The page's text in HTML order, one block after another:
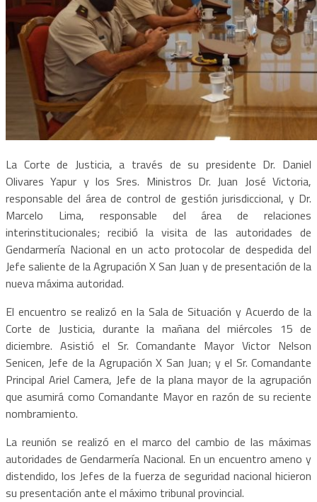
La Corte de Justicia, a través de su presidente Dr. Daniel
Olivares Yapur y los Sres. Ministros Dr. Juan José Victoria,
responsable del área de control de gestión jurisdiccional, y Dr.
Marcelo Lima, responsable del área de relaciones
interinstitucionales; recibió la visita de las autoridades de
Gendarmería Nacional en un acto protocolar de despedida del
Jefe saliente de la Agrupación X San Juan y de presentación de la
nueva máxima autoridad.
El encuentro se realizó en la Sala de Situación y Acuerdo de la
Corte de Justicia, durante la mañana del miércoles 15 de
diciembre. Asistió el Sr. Comandante Mayor Victor Nelson
Senicen, Jefe de la Agrupación X San Juan; y el Sr. Comandante
Principal Ariel Camera, Jefe de la plana mayor de la agrupación
que asumirá como Comandante Mayor en razón de su reciente
nombramiento.
La reunión se realizó en el marco del cambio de las máximas
autoridades de Gendarmería Nacional. En un encuentro ameno y
distendido, los Jefes de la fuerza de seguridad nacional hicieron
su presentación ante el máximo tribunal provincial.